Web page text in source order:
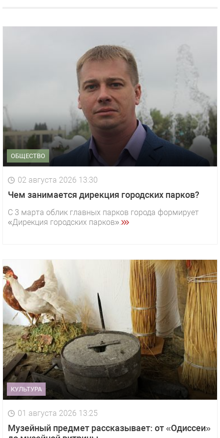
ОБЩЕСТВО
02 августа 2026 13:30
Чем занимается дирекция городских парков?
С 3 марта облик главных парков города формирует
«Дирекция городских парков».
КУЛЬТУРА
01 августа 2026 13:25
Музейный предмет рассказывает: от «Одиссеи»